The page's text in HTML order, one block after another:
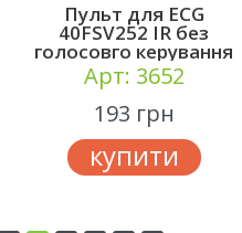
Пульт для ECG
40FSV252 IR без
голосовго керування
Арт: 3652
193 грн
купити